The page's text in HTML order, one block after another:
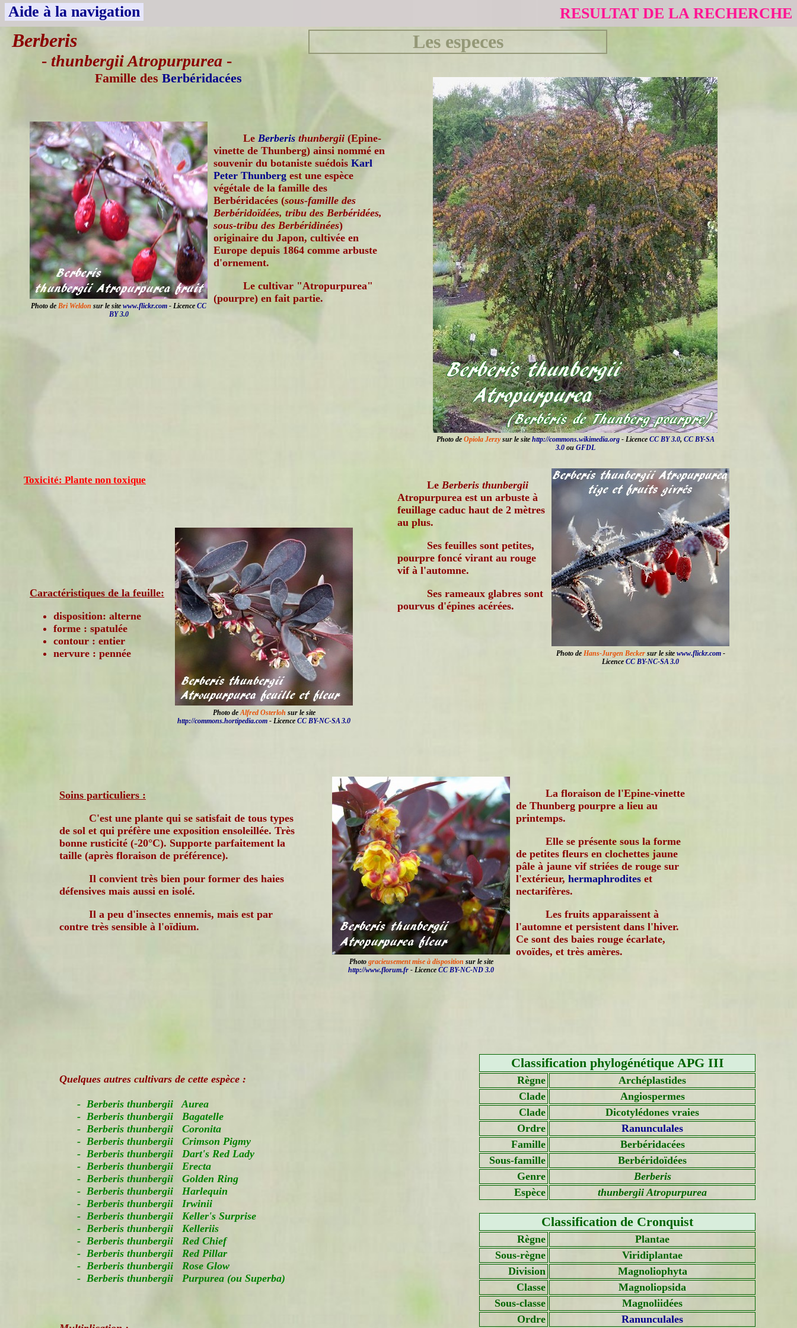
Aide à la navigation RESULTAT DE LA RECHERCHE
Berberis
- thunbergii Atropurpurea -
Famille des Berbéridacées
Les especes
Photo de Opiola Jerzysur le site http://commons.wikimedia.org- Licence CC BY 3.0, CC BY-SA
3.0ou GFDL
Photo de Bri Weldon sur le site www.flickr.com - Licence CC
BY 3.0
Le Berberis thunbergii (Epine-
vinette de Thunberg) ainsi nommé en
souvenir du botaniste suédois Karl
Peter Thunberg est une espèce
végétale de la famille des
Berbéridacées (sous-famille des
Berbéridoïdées, tribu des Berbéridées,
sous-tribu des Berbéridinées)
originaire du Japon, cultivée en
Europe depuis 1864 comme arbuste
d'ornement.
Le cultivar "Atropurpurea"
(pourpre) en fait partie.
Toxicité: Plante non toxique
Photo de Hans-Jurgen Beckersur le site www.flickr.com-
Licence CC BY-NC-SA 3.0
Le Berberis thunbergii
Atropurpurea est un arbuste à
feuillage caduc haut de 2 mètres
au plus.
Ses feuilles sont petites,
pourpre foncé virant au rouge
vif à l'automne.
Ses rameaux glabres sont
pourvus d'épines acérées.
Photo deAlfred Osterloh sur le site
http://commons.hortipedia.com - Licence CC BY-NC-SA 3.0
Caractéristiques de la feuille:
disposition: alterne
forme : spatulée
contour : entier
nervure : pennée
Soins particuliers :
C'est une plante qui se satisfait de tous types
de sol et qui préfère une exposition ensoleillée. Très
bonne rusticité (-20°C). Supporte parfaitement la
taille (après floraison de préférence).
Il convient très bien pour former des haies
défensives mais aussi en isolé.
Il a peu d'insectes ennemis, mais est par
contre très sensible à l'oïdium.
Photo gracieusement mise à disposition sur le site
http://www.florum.fr - Licence CC BY-NC-ND 3.0
La floraison de l'Epine-vinette
de Thunberg pourpre a lieu au
printemps.
Elle se présente sous la forme
de petites fleurs en clochettes jaune
pâle à jaune vif striées de rouge sur
l'extérieur, hermaphrodites et
nectarifères.
Les fruits apparaissent à
l'automne et persistent dans l'hiver.
Ce sont des baies rouge écarlate,
ovoïdes, et très amères.
Quelques autres cultivars de cette espèce :
- Berberis thunbergii Aurea
- Berberis thunbergii Bagatelle
- Berberis thunbergii Coronita
- Berberis thunbergii Crimson Pigmy
- Berberis thunbergii Dart's Red Lady
- Berberis thunbergii Erecta
- Berberis thunbergii Golden Ring
- Berberis thunbergii Harlequin
- Berberis thunbergii Irwinii
- Berberis thunbergii Keller's Surprise
- Berberis thunbergii Kelleriis
- Berberis thunbergii Red Chief
- Berberis thunbergii Red Pillar
- Berberis thunbergii Rose Glow
- Berberis thunbergii Purpurea (ou Superba)
Classification phylogénétique APG III
Règne
Archéplastides
Clade
Angiospermes
Clade
Dicotylédones vraies
Ordre
Ranunculales
Famille
Berbéridacées
Sous-famille
Berbéridoïdées
Genre
Berberis
Espèce
thunbergii Atropurpurea
Classification de Cronquist
Règne
Plantae
Sous-règne
Viridiplantae
Division
Magnoliophyta
Classe
Magnoliopsida
Sous-classe
Magnoliidées
Ordre
Ranunculales